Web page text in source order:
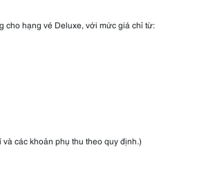
cho hạng vé Deluxe, với mức giá chỉ từ:
các khoản phụ thu theo quy định.)